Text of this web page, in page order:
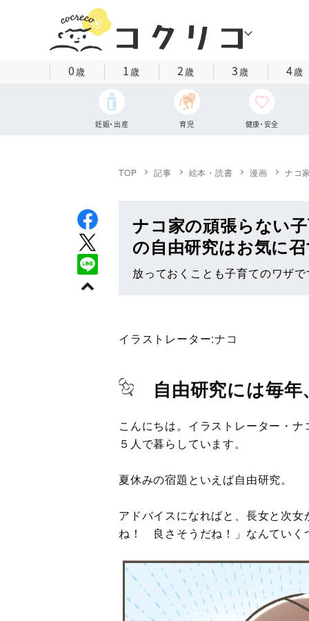
0歳 1歳 2歳 3歳 4歳
妊娠・出産 育児 健康・安全
TOP 記事 絵本・読書 漫画 ナコ
ナコ家の頑張らない
の自由研究はお気に
放っておくことも子育てのワザ
イラストレーター:ナコ
自由研究には毎
こんにちは。イラストレーター・
５人で暮らしています。
夏休みの宿題といえば自由研究。
アドバイスになればと、長女と次
ね！ 良さそうだね！」なんてい